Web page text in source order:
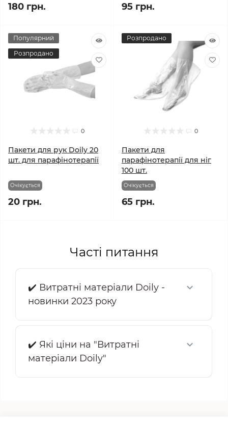
180 грн. 95 грн.
Популярний
Розпродано
0
Пакети для рук Doily 20
шт. для парафінотерапії
Очікується
20 грн.
Розпродано
0
Пакети для
парафінотерапії для ніг
100 шт.
Очікується
65 грн.
Часті питання
✔️ Витратні матеріали Doily -
новинки 2023 року
✔️ Які ціни на "Витратні
матеріали Doily"